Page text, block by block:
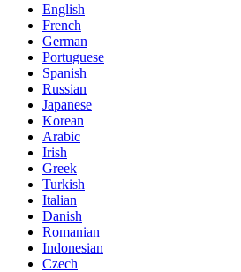
English
French
German
Portuguese
Spanish
Russian
Japanese
Korean
Arabic
Irish
Greek
Turkish
Italian
Danish
Romanian
Indonesian
Czech